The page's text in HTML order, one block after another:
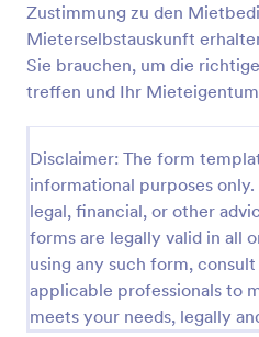
Zustimmung zu den
Mieterselbstauskunft
Sie brauchen, um die
treffen und Ihr
Disclaimer: The form
informational purposes
legal, financial, or other
forms are legally valid in all
using any such form,
applicable professionals to
meets your needs, legally